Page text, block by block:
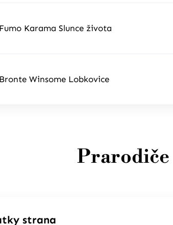
Fumo Karama Slunce života
Bronte Winsome Lobkovice
Prarodiče
strana